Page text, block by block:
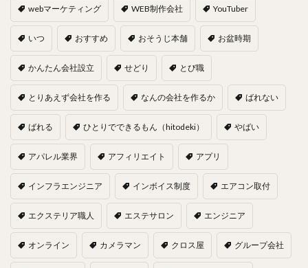
webマーケティング WEB制作会社 YouTuber
いつ おすすめ おそうじ本舗 お盆時期
かんたん会社設立 せどり とび職
とりあえず会社を作る なんの会社を作るか ばれない
ばれる ひとりでできるもん（hitodeki） やばい
アパレル業界 アフィリエイト アプリ
インフラエンジニア インボイス制度 エアコン取付
エクステリア職人 エステサロン エンジニア
オンライン カメラマン クロス屋 グループ会社